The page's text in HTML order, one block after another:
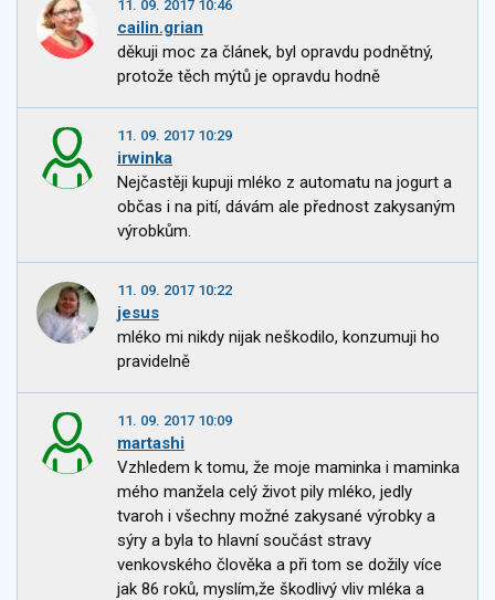
11. 09. 2017 10:46
cailin.grian
děkuji moc za článek, byl opravdu podnětný,
protože těch mýtů je opravdu hodně
11. 09. 2017 10:29
irwinka
Nejčastěji kupuji mléko z automatu na jogurt a
občas i na pití, dávám ale přednost zakysaným
výrobkům.
11. 09. 2017 10:22
jesus
mléko mi nikdy nijak neškodilo, konzumuji ho
pravidelně
11. 09. 2017 10:09
martashi
Vzhledem k tomu, že moje maminka i maminka
mého manžela celý život pily mléko, jedly
tvaroh i všechny možné zakysané výrobky a
sýry a byla to hlavní součást stravy
venkovského člověka a při tom se dožily více
jak 86 roků, myslím,že škodlivý vliv mléka a